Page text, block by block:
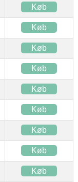
Køb
Køb
Køb
Køb
Køb
Køb
Køb
Køb
Køb